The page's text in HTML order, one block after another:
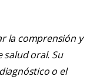
la comprensión y
salud oral. Su
o el